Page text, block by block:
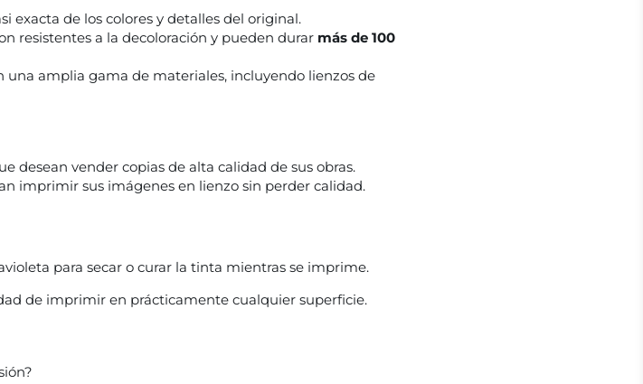
exacta de los colores y detalles del original.
resistentes a la decoloración y pueden durar más de 100
una amplia gama de materiales, incluyendo lienzos de
desean vender copias de alta calidad de sus obras.
imprimir sus imágenes en lienzo sin perder calidad.
para secar o curar la tinta mientras se imprime.
de imprimir en prácticamente cualquier superficie.